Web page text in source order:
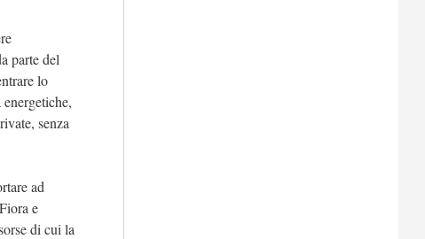
parte del
lo
senza
ad
e
di cui la